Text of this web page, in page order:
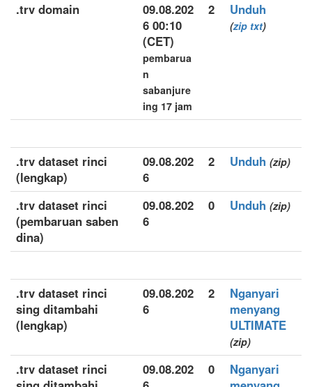
.trv domain
09.08.202
6 00:10
(CET)
pembarua
n
sabanjure
ing 17 jam
2 Unduh
(zip txt)
.trv dataset rinci
(lengkap)
09.08.202
6
2 Unduh (zip)
.trv dataset rinci
(pembaruan saben
dina)
09.08.202
6
0 Unduh (zip)
.trv dataset rinci
sing ditambahi
(lengkap)
09.08.202
6
2
Nganyari
menyang
ULTIMATE
(zip)
.trv dataset rinci
09.08.202
0
Nganyari